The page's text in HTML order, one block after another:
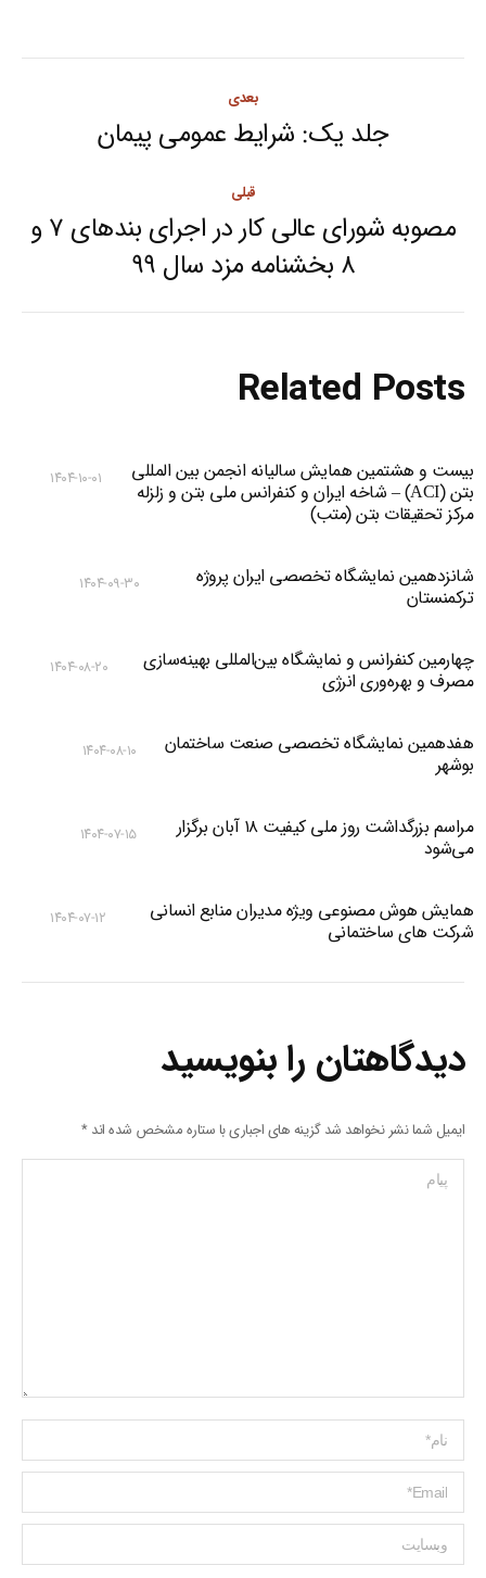
navigation
قبلی
Previous
post:
مصوبه شورای عالی کار در اجرای بندهای ۷ و
۸ بخشنامه مزد سال ۹۹
بعدی
Next
جلد یک: شرایط عمومی پیمان
Related Posts
بیست و هشتمین همایش سالیانه انجمن بین المللی
بتن (ACI) – شاخه ایران و کنفرانس ملی بتن و زلزله
مرکز تحقیقات بتن (متب)
۱۴۰۴-۱۰-۰۱
شانزدهمین نمایشگاه تخصصی ایران پروژه
ترکمنستان
۱۴۰۴-۰۹-۳۰
چهارمین کنفرانس و نمایشگاه بین‌المللی بهینه‌سازی
مصرف و بهره‌وری انرژی
۱۴۰۴-۰۸-۲۰
هفدهمین نمایشگاه تخصصی صنعت ساختمان
بوشهر
۱۴۰۴-۰۸-۱۰
مراسم بزرگداشت روز ملی کیفیت ۱۸ آبان برگزار
می‌شود
۱۴۰۴-۰۷-۱۵
همایش هوش مصنوعی ویژه مدیران منابع انسانی
شرکت های ساختمانی
۱۴۰۴-۰۷-۱۲
دیدگاهتان را بنویسید
ایمیل شما نشر نخواهد شد گزینه های اجباری با ستاره مشخص شده اند*
پیام
Name *
ایمیل *
وبسایت